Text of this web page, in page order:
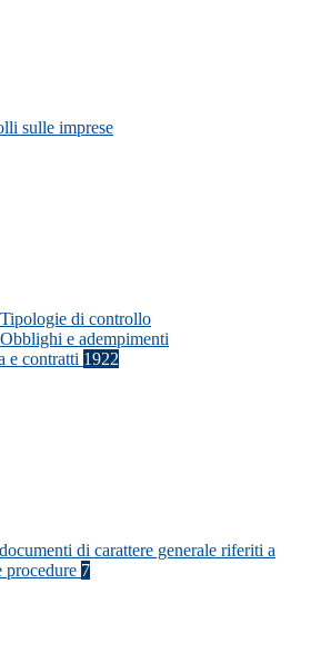
sulle imprese
Tipologie di controllo
Obblighi e adempimenti
e contratti 1922
di carattere generale riferiti a
procedure 7